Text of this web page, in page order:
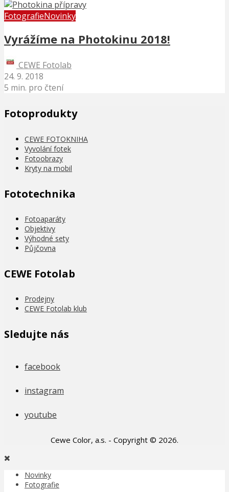
FotografieNovinky
Vyrážíme na Photokinu 2018!
CEWE Fotolab
24. 9. 2018
5 min. pro čtení
Fotoprodukty
CEWE FOTOKNIHA
Vyvolání fotek
Fotoobrazy
Kryty na mobil
Fototechnika
Fotoaparáty
Objektivy
Výhodné sety
Půjčovna
CEWE Fotolab
Prodejny
CEWE Fotolab klub
Sledujte nás
facebook
instagram
youtube
Cewe Color, a.s. - Copyright © 2026.
Novinky
Fotografie